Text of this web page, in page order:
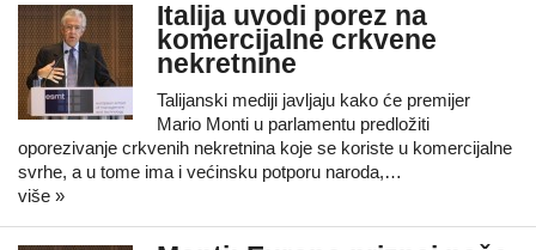
Italija uvodi porez na
komercijalne crkvene
nekretnine
Talijanski mediji javljaju kako će premijer
Mario Monti u parlamentu predložiti
oporezivanje crkvenih nekretnina koje se koriste u komercijalne
svrhe, a u tome ima i većinsku potporu naroda,…
više »